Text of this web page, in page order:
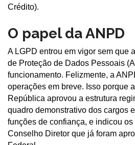
Crédito).
O papel da ANPD
A LGPD entrou em vigor sem que
de Proteção de Dados Pessoais
funcionamento. Felizmente, a
operações em breve. Isso porque
República aprovou a estrutura
quadro demonstrativo dos cargos
funções de confiança, e indicou
Conselho Diretor que já foram